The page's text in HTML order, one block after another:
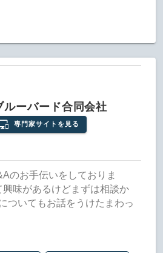
ルーバード合同会社
専門家サイトを見る
のお手伝いをしておりま
味があるけどまずは相談か
ついてもお話をうけたまわっ